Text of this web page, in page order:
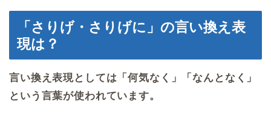
「さりげ・さりげに」の言い換え表
現は？
言い換え表現としては「何気なく」「なんとなく」
という言葉が使われています。